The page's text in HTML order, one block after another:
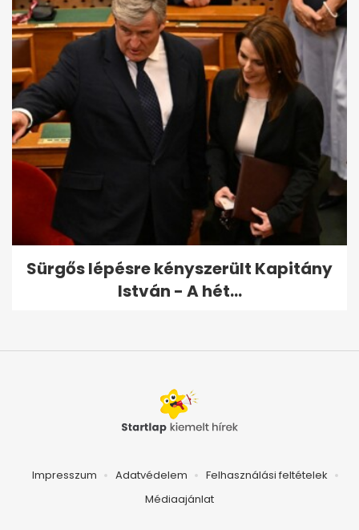
Sürgős lépésre kényszerült Kapitány
István - A hét...
Impresszum Adatvédelem
Felhasználási feltételek
Médiaajánlat